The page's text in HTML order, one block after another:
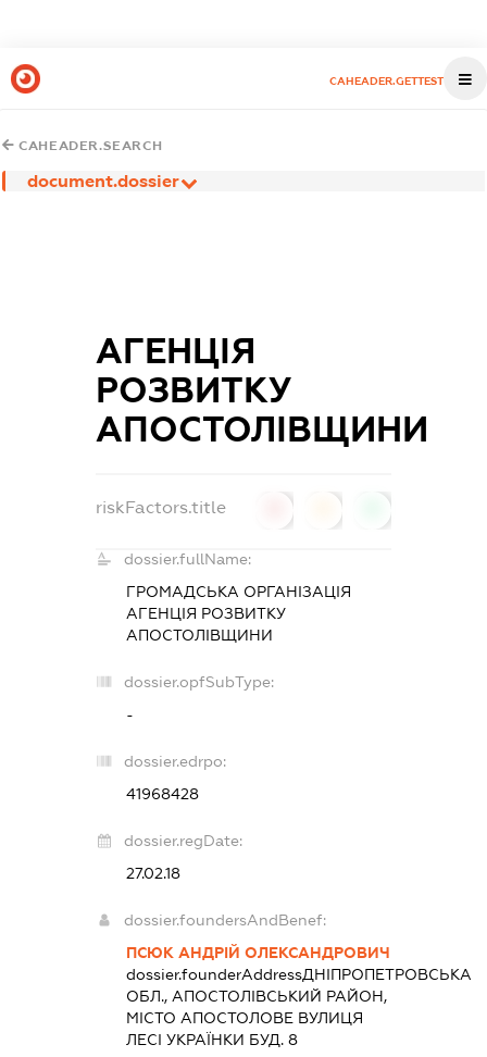
CAHEADER.GETTEST
CAHEADER.SEARCH
document.dossier
АГЕНЦІЯ
РОЗВИТКУ
АПОСТОЛІВЩИНИ
riskFactors.title
dossier.fullName:
ГРОМАДСЬКА ОРГАНІЗАЦІЯ
АГЕНЦІЯ РОЗВИТКУ
АПОСТОЛІВЩИНИ
dossier.opfSubType:
-
dossier.edrpo:
41968428
dossier.regDate:
27.02.18
dossier.foundersAndBenef:
ПСЮК АНДРІЙ ОЛЕКСАНДРОВИЧ
dossier.founderAddressДНІПРОПЕТРОВСЬКА
ОБЛ., АПОСТОЛІВСЬКИЙ РАЙОН,
МІСТО АПОСТОЛОВЕ ВУЛИЦЯ
ЛЕСІ УКРАЇНКИ БУД. 8